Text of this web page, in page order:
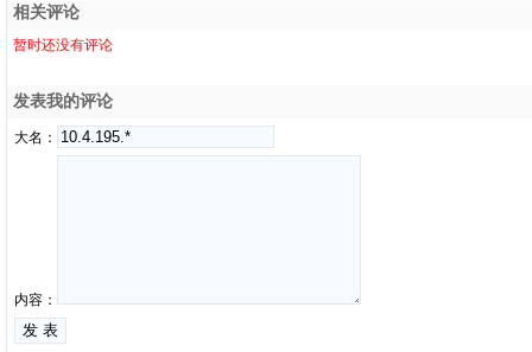
相关评论
暂时还没有评论
发表我的评论
大名：
内容：